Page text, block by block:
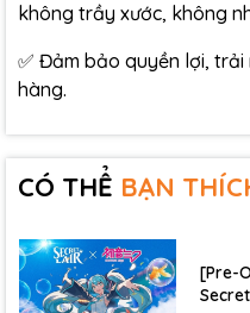
không trầy xước, không
✅ Đảm bảo quyền lợi,
hàng.
CÓ THỂ BẠN
[Pre-